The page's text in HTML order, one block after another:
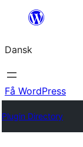
Spring
indhold
Dansk
Få WordPress
Plugin Directory